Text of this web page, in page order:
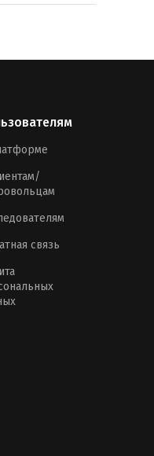
связь